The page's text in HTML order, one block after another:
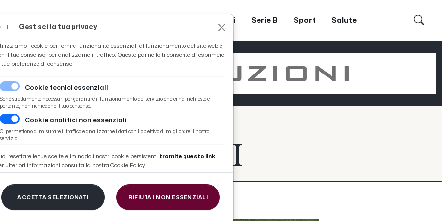
Coppa Teodori Serie B Sport Salute
BUCCHI
Gestisci la tua privacy
i cookie per fornire funzionalità essenziali al funzionamento del sito web e,
il tuo consenso, per analizzarne il traffico. Questo pannello ti consente di esprimere
tue preferenze di consenso.
Cookie tecnici essenziali
Sono strettamente necessari per garantire il funzionamento del servizio che ci hai richiesto e,
pertanto, non richiedono il tuo consenso.
Cookie analitici non essenziali
Ci permettono di misurare il traffico e analizzarne i dati con l'obiettivo di migliorare il nostro
servizio.
resettare le tue scelte eliminado i nostri cookie persistenti tramite questo link.
ulteriori informazioni consulta la nostra Cookie Policy.
ACCETTA SELEZIONATI RIFIUTA I NON ESSENZIALI